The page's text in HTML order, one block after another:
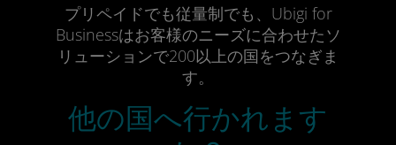
プリペイドでも従量制でも、Ubigi for
Businessはお客様のニーズに合わせたソ
リューションで200以上の国をつなぎま
す。
他の国へ行かれます